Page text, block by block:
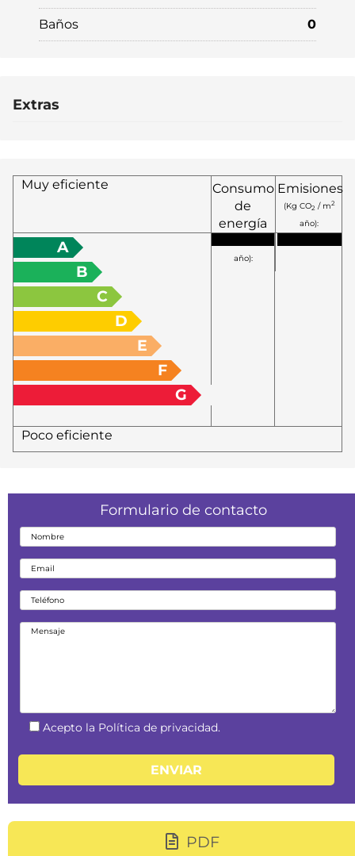
Baños 0
Extras
Muy eficiente
Consumo
de
energía
año):
Emisiones
(Kg CO2 / m2
año):
A
B
C
D
E
F
G
Poco eficiente
Formulario de contacto
Acepto la Política de privacidad.
PDF